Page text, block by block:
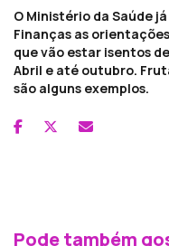
O Ministério da Saúde
Finanças as
que vão estar isentos
Abril e até outubro.
são alguns exemplos.
Pode também